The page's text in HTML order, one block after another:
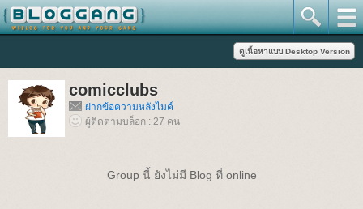
comicclubs
ฝากข้อความหลังไมค์
ผู้ติดตามบล็อก : 27 คน
Group นี้ ยังไม่มี Blog ที่ online